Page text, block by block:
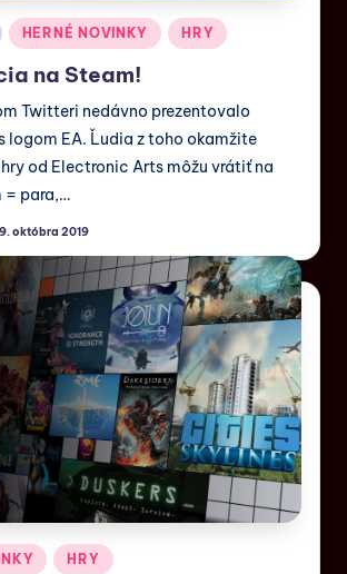
HERNÉ NOVINKY HRY
na Steam!
Twitteri nedávno prezentovalo
logom EA. Ľudia z toho okamžite
od Electronic Arts môžu vrátiť na
= para,…
októbra 2019
HRY